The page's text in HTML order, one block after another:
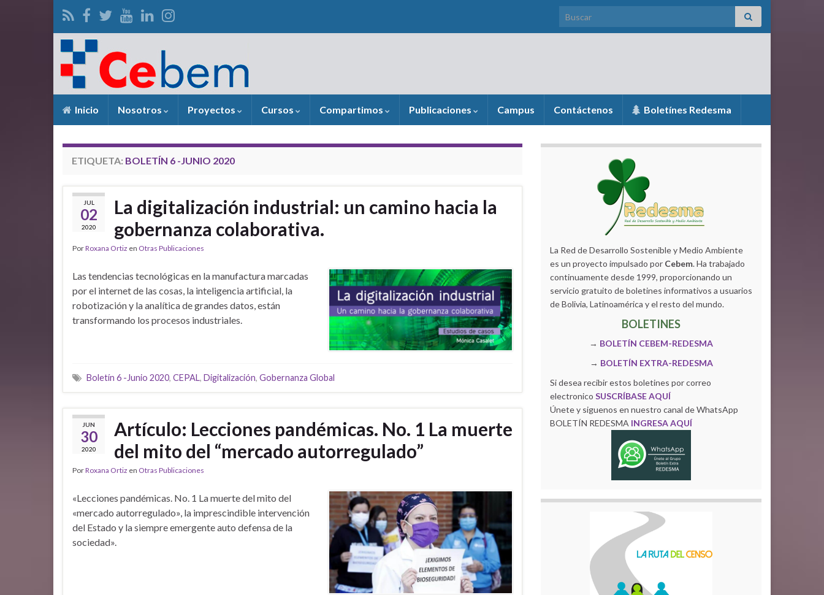
Search for:
Inicio Nosotros Proyectos Cursos Compartimos Publicaciones Campus Contáctenos Boletínes Redesma
ETIQUETA: BOLETÍN 6 -JUNIO 2020
JUL
02
2020
La digitalización industrial: un camino hacia la
gobernanza colaborativa.
PorRoxana Ortiz en Otras Publicaciones
Las tendencias tecnológicas en la manufactura marcadas
por el internet de las cosas, la inteligencia artificial, la
robotización y la analítica de grandes datos, están
transformando los procesos industriales.
Boletín 6 -Junio 2020, CEPAL, Digitalización, Gobernanza Global
JUN
30
2020
Artículo: Lecciones pandémicas. No. 1 La muerte
del mito del “mercado autorregulado”
PorRoxana Ortiz en Otras Publicaciones
«Lecciones pandémicas. No. 1 La muerte del mito del
«mercado autorregulado», la imprescindible intervención
del Estado y la siempre emergente auto defensa de la
sociedad».
La Red de Desarrollo Sostenible y Medio Ambiente
es un proyecto impulsado por Cebem. Ha trabajado
continuamente desde 1999, proporcionando un
servicio gratuito de boletines informativos a usuarios
de Bolivia, Latinoamérica y el resto del mundo.
BOLETINES
→ BOLETÍN CEBEM-REDESMA
→ BOLETÍN EXTRA-REDESMA
Si desea recibir estos boletines por correo
electronico SUSCRÍBASE AQUÍ
Únete y siguenos en nuestro canal de WhatsApp
BOLETÍN REDESMA INGRESA AQUÍ